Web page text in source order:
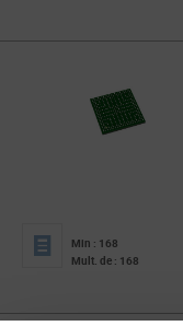
Min : 168
Mult. de : 168